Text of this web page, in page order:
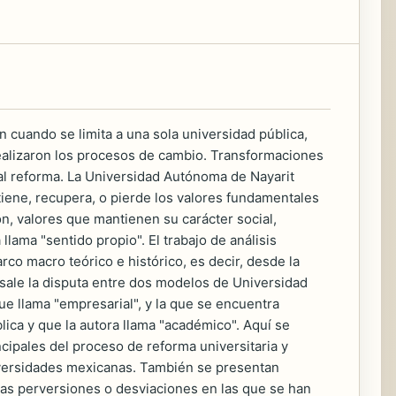
se limita a una sola universidad pública,
los procesos de cambio. Transformaciones
La Universidad Autónoma de Nayarit
recupera, o pierde los valores fundamentales
valores que mantienen su carácter social,
"sentido propio". El trabajo de análisis
macro teórico e histórico, es decir, desde la
la disputa entre dos modelos de Universidad
llama "empresarial", y la que se encuentra
y que la autora llama "académico". Aquí se
del proceso de reforma universitaria y
mexicanas. También se presentan
perversiones o desviaciones en las que se han